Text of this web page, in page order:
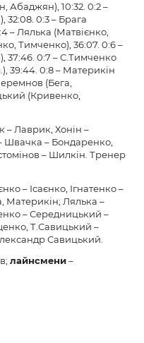
Абаджян), 10:32. 0:2 –
32:08. 0:3 – Брага
– Лялька (Матвієнко,
Тимченко), 36:07. 0:6 –
37:46. 0:7 – С.Тимченко
39:44. 0:8 – Материкін
(Бега,
(Кривенко,
– Лаврик, Хонін –
Швачка – Бондаренко,
– Шилкін. Тренер
– Ісаєнко, Ігнатенко –
Материкін; Лялька –
– Середницький –
Т.Савицький –
Савицький.
лайнсмени–